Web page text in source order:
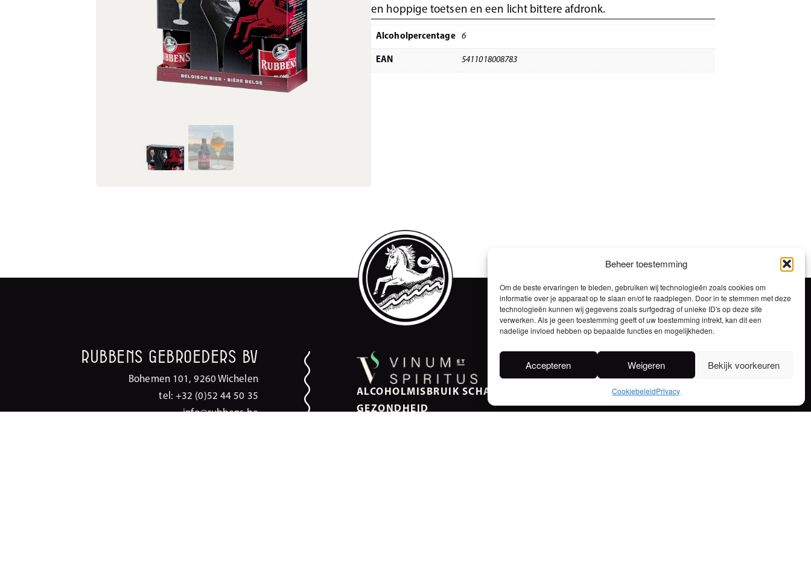
Beheer toestemming
Om de beste ervaringen te bieden, gebruiken wij technologieën zoals cookies om
informatie over je apparaat op te slaan en/of te raadplegen. Door in te stemmen met deze
technologieën kunnen wij gegevens zoals surfgedrag of unieke ID's op deze site
verwerken. Als je geen toestemming geeft of uw toestemming intrekt, kan dit een
nadelige invloed hebben op bepaalde functies en mogelijkheden.
Accepteren Weigeren Bekijk voorkeuren
CookiebeleidPrivacy
en hoppige toetsen en een licht bittere afdronk.
Alcoholpercentage 6
EAN 5411018008783
Rubbens Gebroeders BV
Bohemen 101, 9260 Wichelen
tel: +32 (0)52 44 50 35
info@rubbens.be
ALCOHOLMISBRUIK SCHAADT DE
GEZONDHEID
STOKERIJ – BROUWERIJ
ma-do 7:00 – 16:30 / vrijdag 7:00 – 13:00